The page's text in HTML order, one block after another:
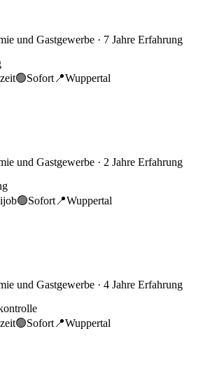
und Gastgewerbe · 7 Jahre Erfahrung
🟢Sofort 📍Wuppertal
und Gastgewerbe · 2 Jahre Erfahrung
🟢Sofort 📍Wuppertal
und Gastgewerbe · 4 Jahre Erfahrung
🟢Sofort 📍Wuppertal